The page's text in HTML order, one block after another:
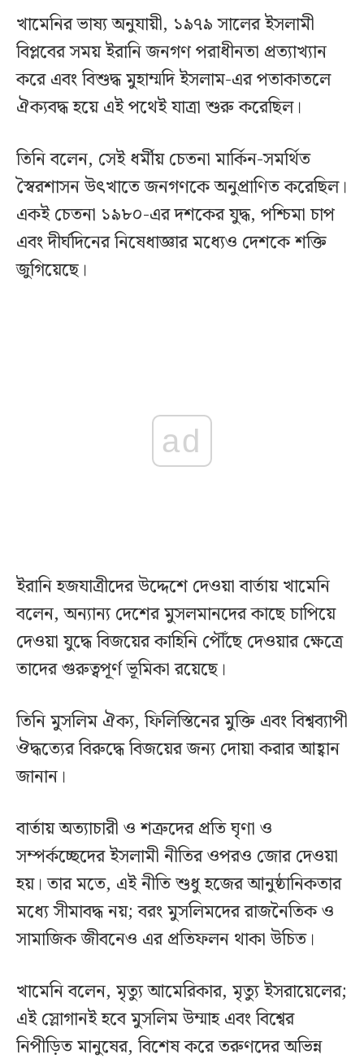
খামেনির ভাষ্য অনুযায়ী, ১৯৭৯ সালের ইসলামী
বিপ্লবের সময় ইরানি জনগণ পরাধীনতা প্রত্যাখ্যান
করে এবং বিশুদ্ধ মুহাম্মদি ইসলাম-এর পতাকাতলে
ঐক্যবদ্ধ হয়ে এই পথেই যাত্রা শুরু করেছিল।
তিনি বলেন, সেই ধর্মীয় চেতনা মার্কিন-সমর্থিত
স্বৈরশাসন উৎখাতে জনগণকে অনুপ্রাণিত করেছিল।
একই চেতনা ১৯৮০-এর দশকের যুদ্ধ, পশ্চিমা চাপ
এবং দীর্ঘদিনের নিষেধাজ্ঞার মধ্যেও দেশকে শক্তি
জুগিয়েছে।
ad
ইরানি হজযাত্রীদের উদ্দেশে দেওয়া বার্তায় খামেনি
বলেন, অন্যান্য দেশের মুসলমানদের কাছে চাপিয়ে
দেওয়া যুদ্ধে বিজয়ের কাহিনি পৌঁছে দেওয়ার ক্ষেত্রে
তাদের গুরুত্বপূর্ণ ভূমিকা রয়েছে।
তিনি মুসলিম ঐক্য, ফিলিস্তিনের মুক্তি এবং বিশ্বব্যাপী
ঔদ্ধত্যের বিরুদ্ধে বিজয়ের জন্য দোয়া করার আহ্বান
জানান।
বার্তায় অত্যাচারী ও শত্রুদের প্রতি ঘৃণা ও
সম্পর্কচ্ছেদের ইসলামী নীতির ওপরও জোর দেওয়া
হয়। তার মতে, এই নীতি শুধু হজের আনুষ্ঠানিকতার
মধ্যে সীমাবদ্ধ নয়; বরং মুসলিমদের রাজনৈতিক ও
সামাজিক জীবনেও এর প্রতিফলন থাকা উচিত।
খামেনি বলেন, মৃত্যু আমেরিকার, মৃত্যু ইসরায়েলের;
এই স্লোগানই হবে মুসলিম উম্মাহ এবং বিশ্বের
নিপীড়িত মানুষের, বিশেষ করে তরুণদের অভিন্ন